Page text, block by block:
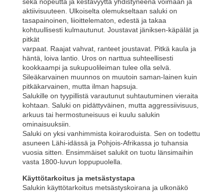
aktiivisuuteen. Ulkoiselta olemukseltaan saluki on
tasapainoinen, liioittelematon, edestä ja takaa
kohtuullisesti kulmautunut. Joustavat jäniksen-käpälät ja
pitkät
varpaat. Raajat vahvat, ranteet joustavat. Pitkä kaula ja
häntä, loiva lantio. Uros on narttua suhteellisesti
kookkaampi ja sukupuolileiman tulee olla selvä.
Sileäkarvainen muunnos on muutoin saman-lainen kuin
pitkäkarvainen, mutta ilman hapsuja.
Salukille on tyypillistä varautunut suhtautuminen vieraita
kohtaan. Saluki on pidättyväinen, mutta aggressiivisuus,
arkuus tai hermostuneisuus ei kuulu salukin
ominaisuuksiin.
Saluki on yksi vanhimmista koiraroduista. Sen on todettu
asuneen Lähi-idässä ja Pohjois-Afrikassa jo tuhansia
vuosia sitten. Ensimmäiset salukit on tuotu länsimaihin
vasta 1800-luvun loppupuolella.
Käyttötarkoitus ja metsästystapa
Salukin käyttötarkoitus metsästyskoirana ja ulkonäkö